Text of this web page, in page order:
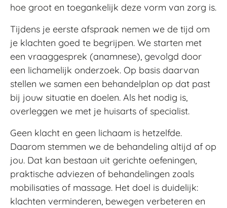
hoe groot en toegankelijk deze vorm van zorg is.
Tijdens je eerste afspraak nemen we de tijd om
je klachten goed te begrijpen. We starten met
een vraaggesprek (anamnese), gevolgd door
een lichamelijk onderzoek. Op basis daarvan
stellen we samen een behandelplan op dat past
bij jouw situatie en doelen. Als het nodig is,
overleggen we met je huisarts of specialist.
Geen klacht en geen lichaam is hetzelfde.
Daarom stemmen we de behandeling altijd af op
jou. Dat kan bestaan uit gerichte oefeningen,
praktische adviezen of behandelingen zoals
mobilisaties of massage. Het doel is duidelijk:
klachten verminderen, bewegen verbeteren en